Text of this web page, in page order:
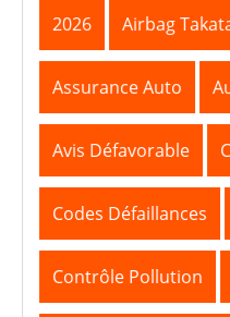
2026 Airbag
Assurance Auto
Avis Défavorable
Codes Défaillances
Contrôle Pollution